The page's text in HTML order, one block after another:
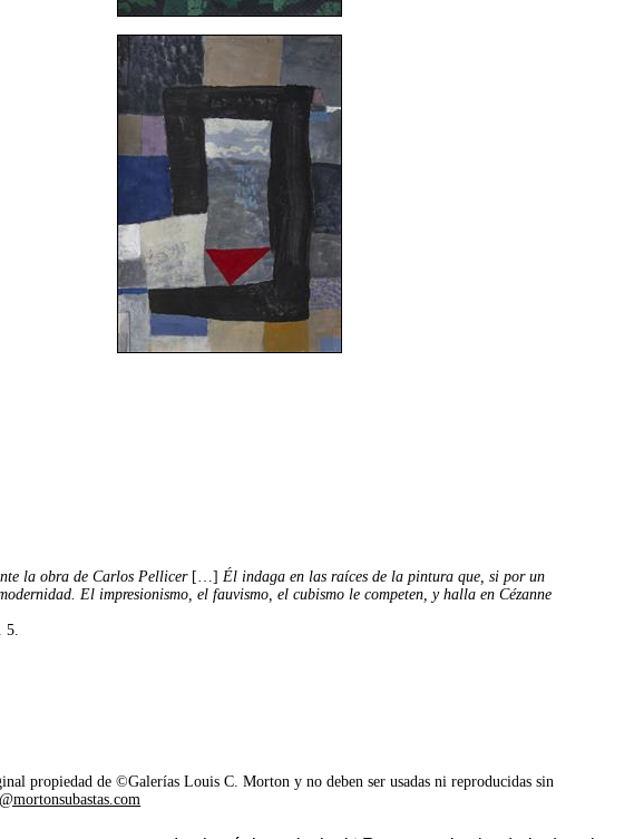
la obra de Carlos Pellicer[…]Él indaga en las raíces de la pintura que, si por un
El impresionismo, el fauvismo, el cubismo le competen, y halla en Cézanne
5.
propiedad de ©Galerías Louis C. Morton y no deben ser usadas ni reproducidas sin